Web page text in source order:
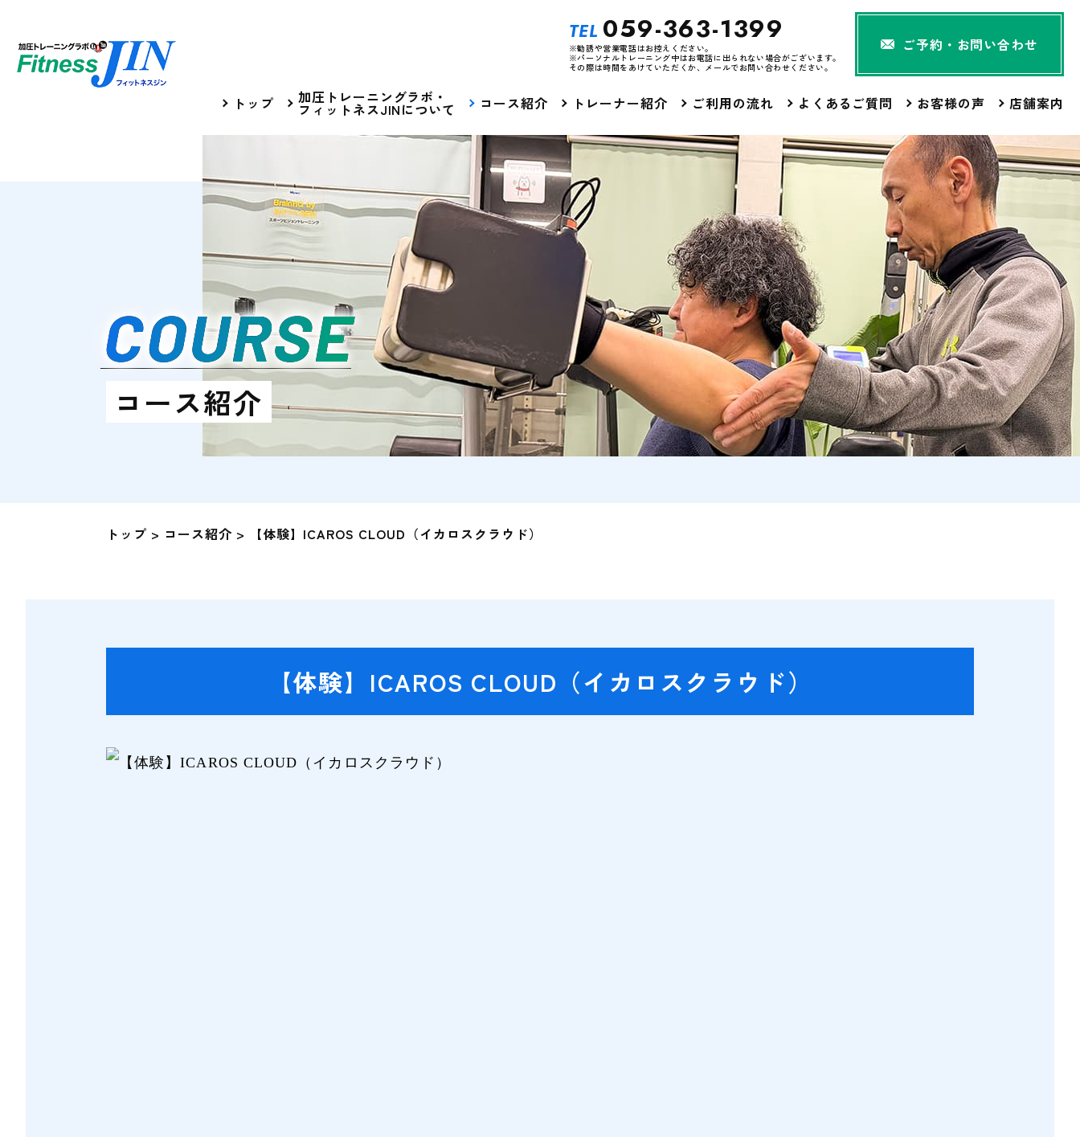
TEL 059-363-1399
※勧誘や営業電話はお控えください。
※パーソナルトレーニング中はお電話に出られない場合がございます。
その際は時間をあけていただくか、メールでお問い合わせください。
ご予約・お問い合わせ
トップ 加圧トレーニングラボ・
フィットネスJINについて コース紹介 トレーナー紹介 ご利用の流れ よくあるご質問 お客様の声 店舗案内
COURSE
コース紹介
トップ コース紹介 【体験】ICAROS CLOUD（イカロスクラウド）
【体験】ICAROS CLOUD（イカロスクラウド）